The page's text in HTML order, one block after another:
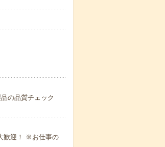
の品質チェック
歓迎！ ※お仕事の